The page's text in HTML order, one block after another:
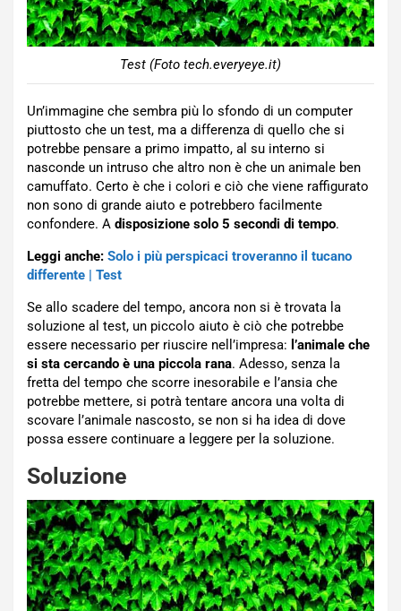
Test (Foto tech.everyeye.it)
Un’immagine che sembra più lo sfondo di un computer
piuttosto che un test, ma a differenza di quello che si
potrebbe pensare a primo impatto, al su interno si
nasconde un intruso che altro non è che un animale ben
camuffato. Certo è che i colori e ciò che viene raffigurato
non sono di grande aiuto e potrebbero facilmente
confondere. A disposizione solo 5 secondi di tempo.
Leggi anche: Solo i più perspicaci troveranno il tucano
differente | Test
Se allo scadere del tempo, ancora non si è trovata la
soluzione al test, un piccolo aiuto è ciò che potrebbe
essere necessario per riuscire nell’impresa: l’animale che
si sta cercando è una piccola rana. Adesso, senza la
fretta del tempo che scorre inesorabile e l’ansia che
potrebbe mettere, si potrà tentare ancora una volta di
scovare l’animale nascosto, se non si ha idea di dove
possa essere continuare a leggere per la soluzione.
Soluzione